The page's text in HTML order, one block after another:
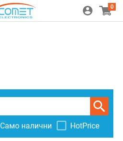
0
Само налични HotPrice